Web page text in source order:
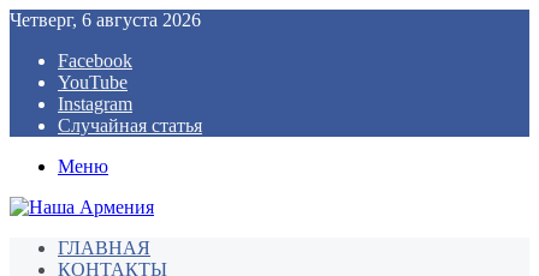
Четверг, 6 августа 2026
Facebook
YouTube
Instagram
Случайная статья
Меню
ГЛАВНАЯ
КОНТАКТЫ